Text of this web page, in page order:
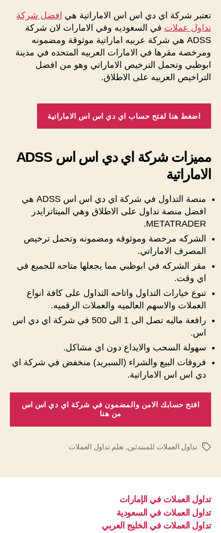
تعتبر شركة اي دي اس اس الاماراتية هي افضل شركة
تداول عملات في السعوديه وفي الامارات لان شركة
ADSS هي شركة عربيه اماراتية موثوقة ومضمونه
ومرخصة مقرها في الامارات العربيه المتحده في مدينة
ابوظبي وتحمل الترخيص الاماراتي وهو من افضل
التراخيص العربيه على الاطلاق.
اضغط هنا لفتح حساب اي دي اس اس الاماراتية
مميزات شركة اي دي اس اس ADSS
الاماراتية
منصة التداول في شركة اي دي اس اس ADSS هي
افضل منصة تداول على الاطلاق وهي الميتاترايدر
METATRADER.
الشركه مرخصة وموثوقه ومضمونه وتحمل ترخيص
المصرف الاماراتي.
مقر الشركه في ابوظبي مما يجعلها متاحه للجميع في
اي وقت.
تنوع خيارات التداول واتاحه التداول على كافة انواع
العملات والاسهم العالميه والعملات الرقميه.
رافعة ماليه تصل الى 1 الى 500 في شركة اي دي اس
اس.
سهولة السحب والايداع دون اي مشاكل.
فروقات البيع والشراء (السبريد) منخفض في شركة اي
دي اس اس الاماراتية.
افتح حسابك الامن والمضمون في شركة اي دي اس اس
من هنا
الوسومتداول العملات للمبتدئين, تعلم تداول العملات
تداول العملات في الإمارات
تداول العملات في السعودية
تداول العملات في الخليج العربي